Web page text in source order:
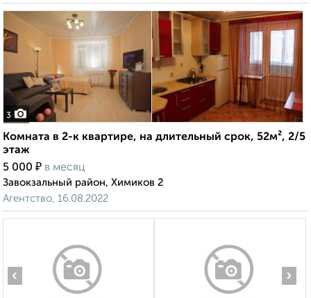
3
Комната в 2-к квартире, на длительный срок, 52м², 2/5
этаж
5 000 ₽ в месяц
Завокзальный район, Химиков 2
Агентство, 16.08.2022
‹ ›